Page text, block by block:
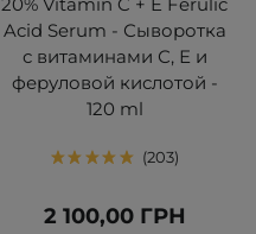
20% Vitamin C + E Ferulic
Acid Serum - Сыворотка
с витаминами С, Е и
феруловой кислотой -
120 ml
203
2 100,00 ГРН